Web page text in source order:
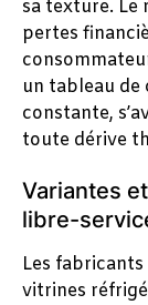
sa texture. Le
pertes
un tableau de
constante,
toute dérive
Variantes
libre-
Les
vitrines